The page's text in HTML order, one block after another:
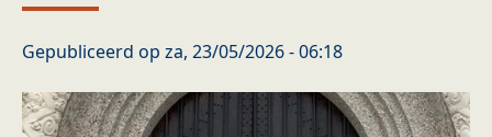
Gepubliceerd op za, 23/05/2026 - 06:18